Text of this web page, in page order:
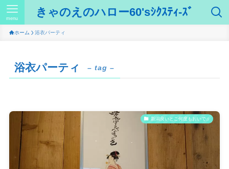
きゃのえのハロー60'sｼｸｽﾃｨ-ｽﾞ
menu
ホーム 浴衣パーティ
浴衣パーティ – tag –
新潟良いとこ何度もおいで♫